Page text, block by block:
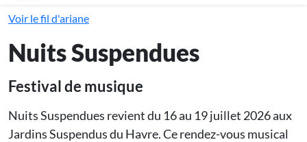
Voir le fil d'ariane
Nuits Suspendues
Festival de musique
Nuits Suspendues revient du 16 au 19 juillet 2026 aux
Jardins Suspendus du Havre. Ce rendez-vous musical